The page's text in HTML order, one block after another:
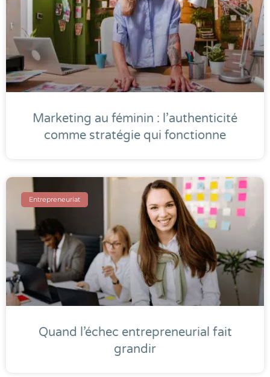
Marketing au féminin : l’authenticité
comme stratégie qui fonctionne
Entrepreneuriat
Quand l’échec entrepreneurial fait
grandir